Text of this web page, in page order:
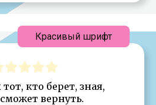
кто берет, зная,
вернуть.
Красивый шрифт